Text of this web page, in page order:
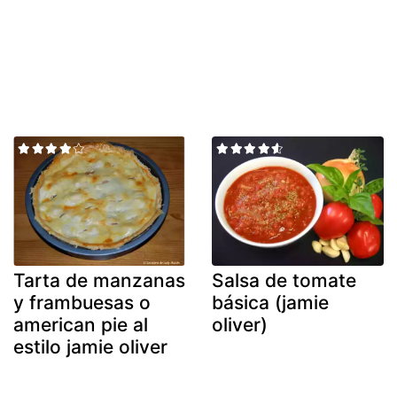
Tarta de manzanas
y frambuesas o
american pie al
estilo jamie oliver
Salsa de tomate
básica (jamie
oliver)